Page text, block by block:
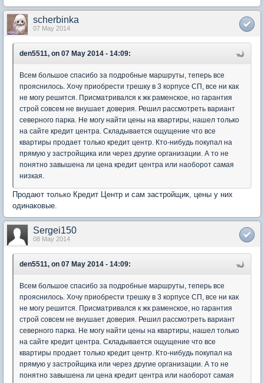
scherbinka
07 May 2014
den5511, on 07 May 2014 - 14:09:
Всем большое спасибо за подробные маршруты, теперь все
прояснилось. Хочу приобрести трешку в 3 корпусе СП, все ни как
не могу решится. Присматривался к жк раменское, но гарантия
строй совсем не внушает доверия. Решил рассмотреть вариант
северного парка. Не могу найти цены на квартиры, нашел только
на сайте кредит центра. Складывается ощущение что все
квартиры продает только кредит центр. Кто-нибудь покупал на
прямую у застройщика или через другие организации. А то не
понятно завышена ли цена кредит центра или наоборот самая
низкая.
Продают только Кредит Центр и сам застройщик, цены у них
одинаковые.
Sergei150
08 May 2014
den5511, on 07 May 2014 - 14:09:
Всем большое спасибо за подробные маршруты, теперь все
прояснилось. Хочу приобрести трешку в 3 корпусе СП, все ни как
не могу решится. Присматривался к жк раменское, но гарантия
строй совсем не внушает доверия. Решил рассмотреть вариант
северного парка. Не могу найти цены на квартиры, нашел только
на сайте кредит центра. Складывается ощущение что все
квартиры продает только кредит центр. Кто-нибудь покупал на
прямую у застройщика или через другие организации. А то не
понятно завышена ли цена кредит центра или наоборот самая